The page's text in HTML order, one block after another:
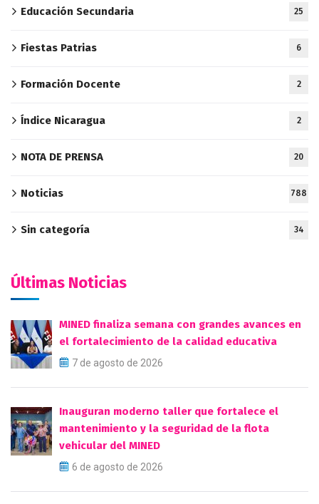
Educación Secundaria 25
Fiestas Patrias 6
Formación Docente 2
Índice Nicaragua 2
NOTA DE PRENSA 20
Noticias 788
Sin categoría 34
Últimas Noticias
MINED finaliza semana con grandes avances en
el fortalecimiento de la calidad educativa
7 de agosto de 2026
Inauguran moderno taller que fortalece el
mantenimiento y la seguridad de la flota
vehicular del MINED
6 de agosto de 2026